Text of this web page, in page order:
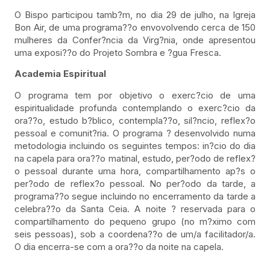
O Bispo participou tamb?m, no dia 29 de julho, na Igreja
Bon Air, de uma programa??o envovolvendo cerca de 150
mulheres da Confer?ncia da Virg?nia, onde apresentou
uma exposi??o do Projeto Sombra e ?gua Fresca.
Academia Espiritual
O programa tem por objetivo o exerc?cio de uma
espiritualidade profunda contemplando o exerc?cio da
ora??o, estudo b?blico, contempla??o, sil?ncio, reflex?o
pessoal e comunit?ria. O programa ? desenvolvido numa
metodologia incluindo os seguintes tempos: in?cio do dia
na capela para ora??o matinal, estudo, per?odo de reflex?
o pessoal durante uma hora, compartilhamento ap?s o
per?odo de reflex?o pessoal. No per?odo da tarde, a
programa??o segue incluindo no encerramento da tarde a
celebra??o da Santa Ceia. A noite ? reservada para o
compartilhamento do pequeno grupo (no m?ximo com
seis pessoas), sob a coordena??o de um/a facilitador/a.
O dia encerra-se com a ora??o da noite na capela.